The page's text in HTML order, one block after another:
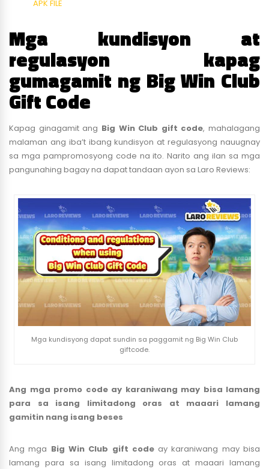
APK FILE
Mga kundisyon at
regulasyon kapag
gumagamit ng Big Win Club
Gift Code
Kapag ginagamit ang Big Win Club gift code, mahalagang
malaman ang iba’t ibang kundisyon at regulasyong nauugnay
sa mga pampromosyong code na ito. Narito ang ilan sa mga
pangunahing bagay na dapat tandaan ayon sa Laro Reviews:
Mga kundisyong dapat sundin sa paggamit ng Big Win Club
giftcode.
Ang mga promo code ay karaniwang may bisa lamang
para sa isang limitadong oras at maaari lamang
gamitin nang isang beses
Ang mga Big Win Club gift codeay karaniwang may bisa
lamang para sa isang limitadong oras at maaari lamang